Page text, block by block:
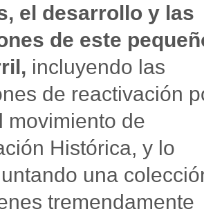
el desarrollo y las
de este
incluyendo las
de reactivación
movimiento de
Histórica, y lo
una
tremendamente